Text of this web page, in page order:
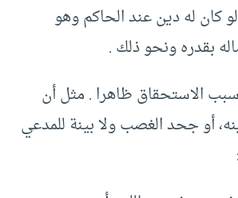
كان له دين عند الحاكم وهو
بقدره ونحو ذلك .
الاستحقاق ظاهرا . مثل أن
أو جحد الغصب ولا بينة للمدعي